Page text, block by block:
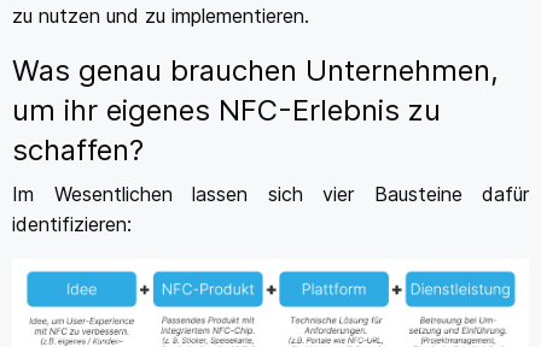
zu nutzen und zu implementieren.
Was genau brauchen Unternehmen,
um ihr eigenes NFC-Erlebnis zu
schaffen?
Im Wesentlichen lassen sich vier Bausteine dafür
identifizieren: